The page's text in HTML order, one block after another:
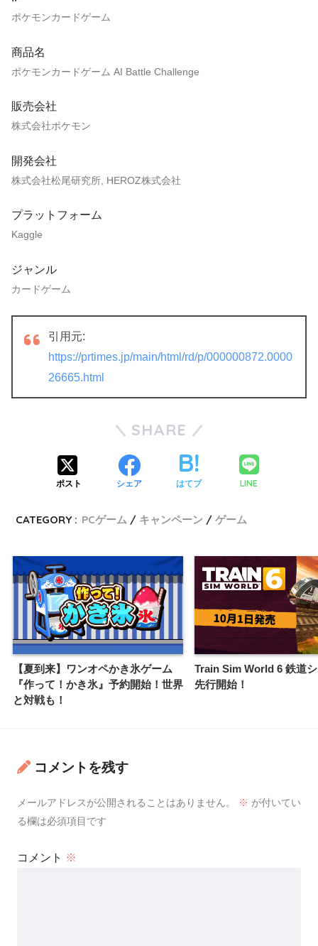
ポケモンカードゲーム
商品名
ポケモンカードゲーム AI Battle Challenge
販売会社
株式会社ポケモン
開発会社
株式会社松尾研究所, HEROZ株式会社
プラットフォーム
Kaggle
ジャンル
カードゲーム
引用元:
https://prtimes.jp/main/html/rd/p/000000872.0000
26665.html
SHARE
ポスト シェア はてブ LINE
CATEGORY : PCゲーム キャンペーン ゲーム
【夏到来】ワンオペかき氷ゲーム
『作って！かき氷』予約開始！世界
と対戦も！
Train Sim World 6 鉄道
先行開始！
コメントを残す
メールアドレスが公開されることはありません。 ※ が付いてい
る欄は必須項目です
コメント ※